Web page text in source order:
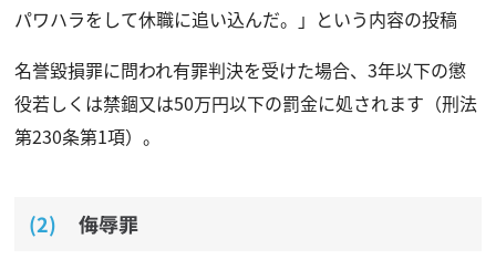
パワハラをして休職に追い込んだ。」という内容の投稿
名誉毀損罪に問われ有罪判決を受けた場合、3年以下の懲
役若しくは禁錮又は50万円以下の罰金に処されます（刑法
第230条第1項）。
侮辱罪